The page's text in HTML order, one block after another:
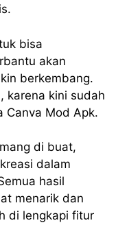
bisa
akan
berkembang.
karena kini sudah
Canva Mod Apk.
di buat,
dalam
hasil
menarik dan
di lengkapi fitur